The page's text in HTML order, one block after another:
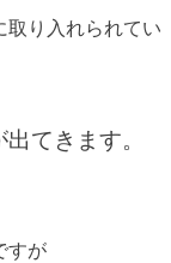
取り入れられてい
てきます。
すが